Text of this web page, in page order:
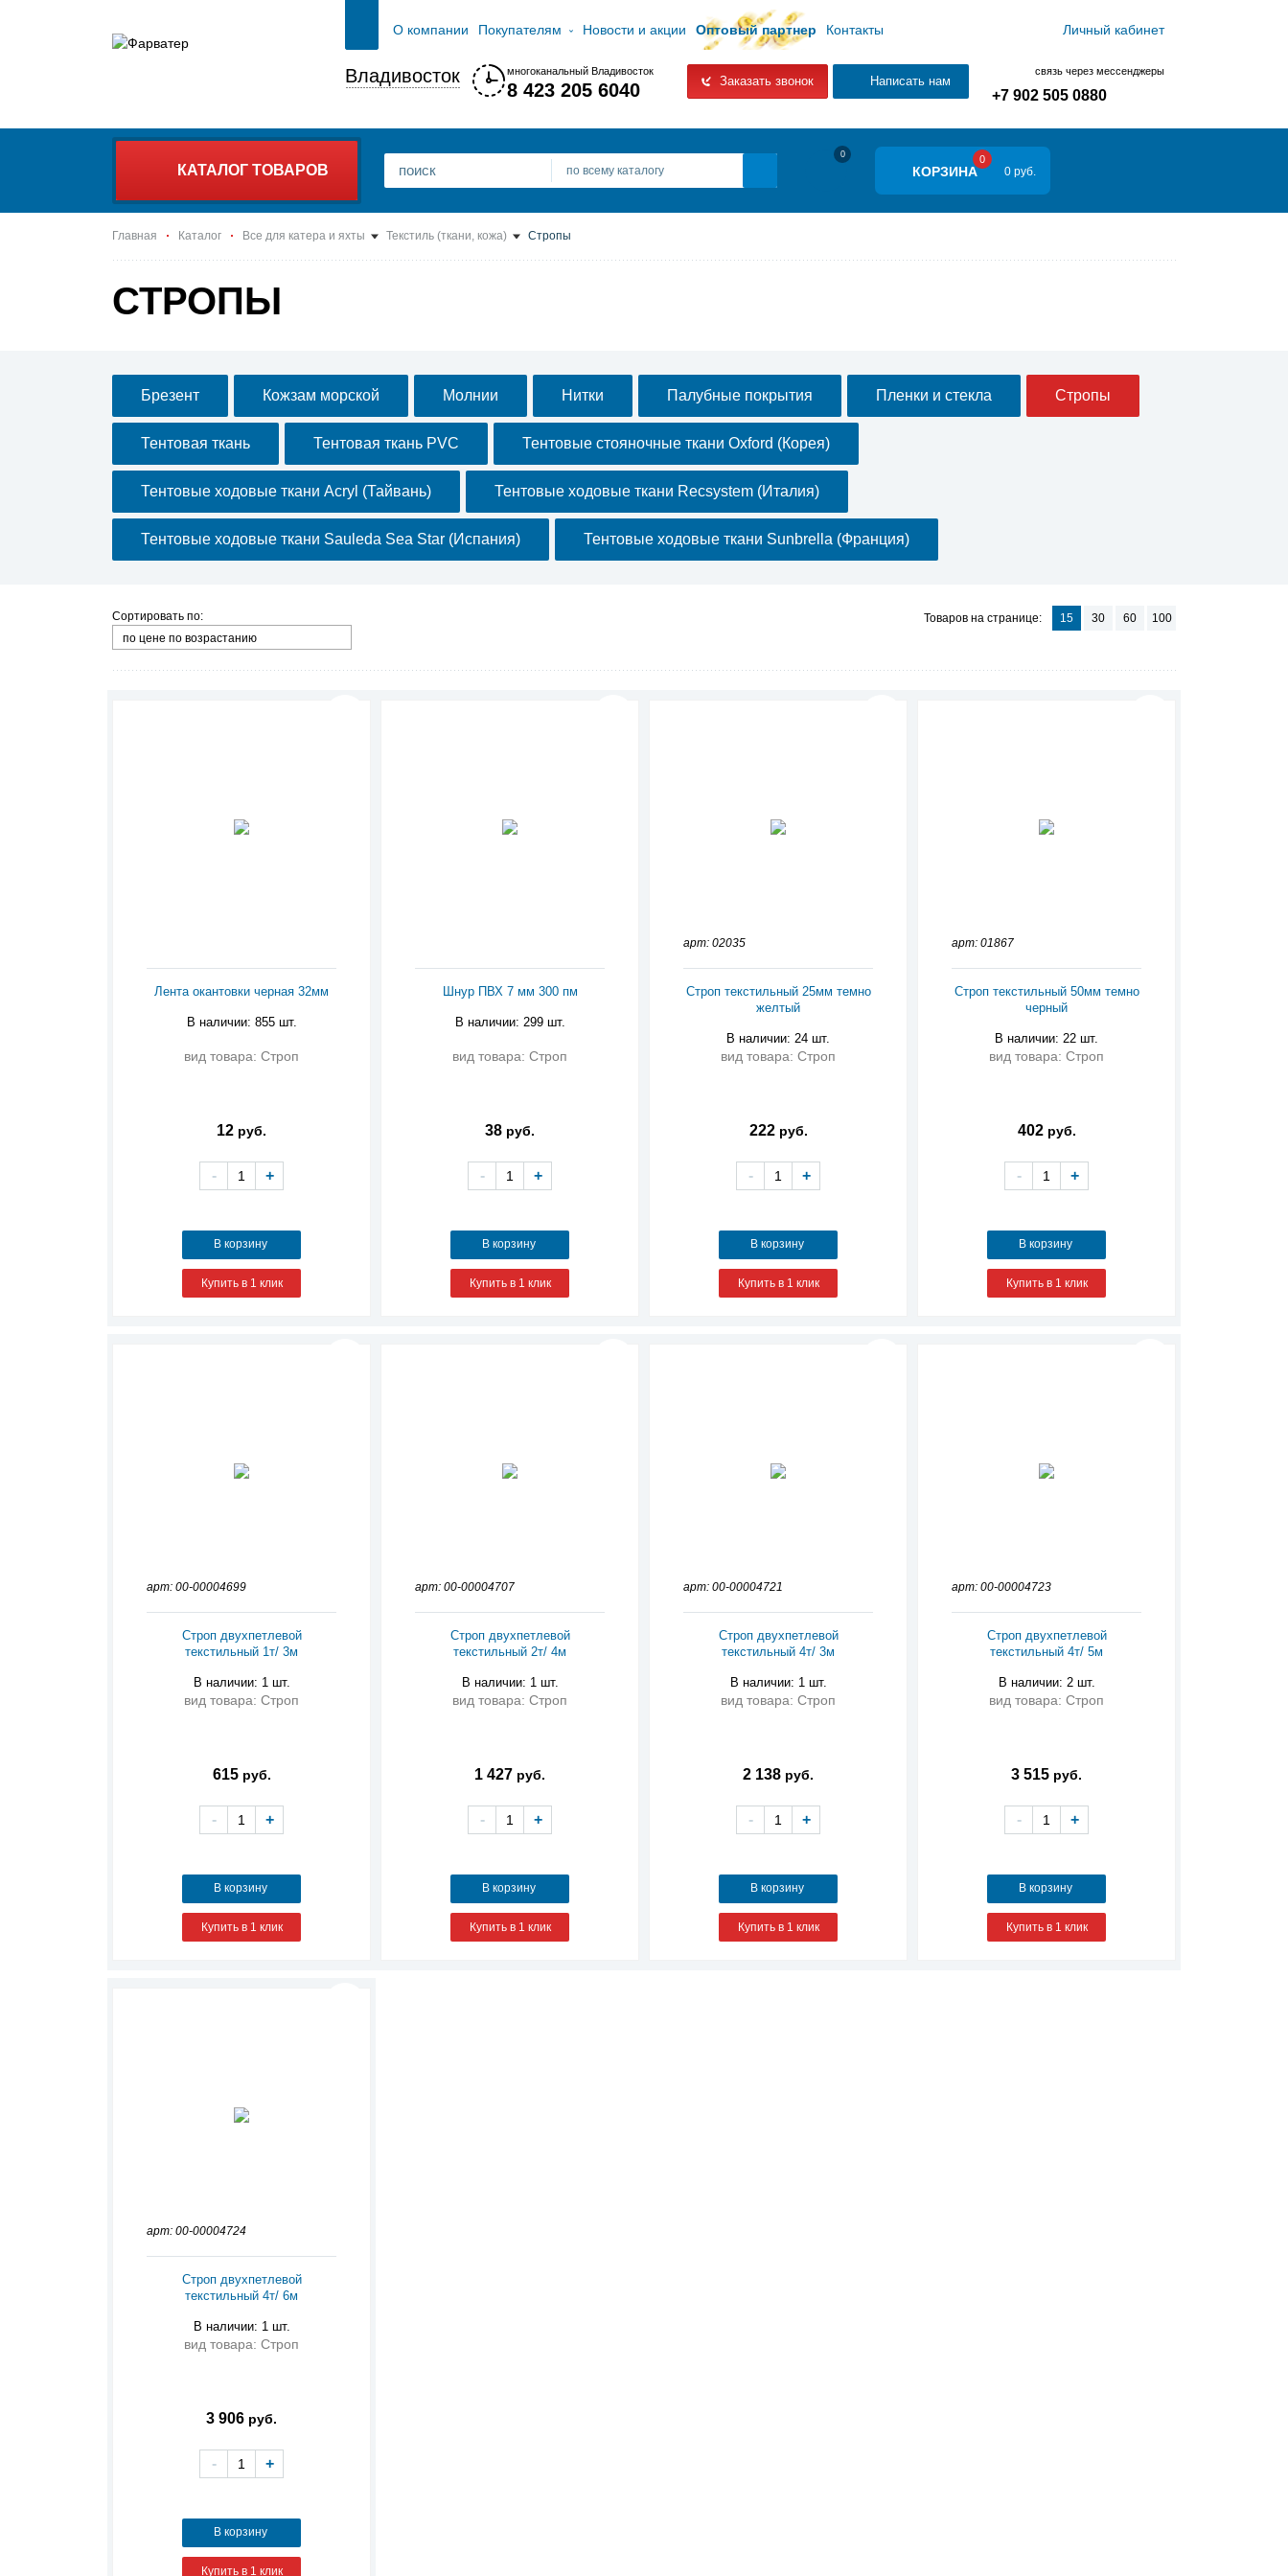
О компании Покупателям Новости и акции Оптовый партнер Контакты Личный кабинет
Владивосток многоканальный Владивосток
8 423 205 6040 Заказать звонок Написать нам
связь через мессенджеры
+7 902 505 0880
КАТАЛОГ ТОВАРОВ по всему каталогу
0
КОРЗИНА
0
0 руб.
Главная Каталог Все для катера и яхты Текстиль (ткани, кожа) Стропы
СТРОПЫ
Брезент Кожзам морской Молнии Нитки Палубные покрытия Пленки и стекла Стропы
Тентовая ткань Тентовая ткань PVC Тентовые стояночные ткани Oxford (Корея)
Тентовые ходовые ткани Acryl (Тайвань) Тентовые ходовые ткани Recsystem (Италия)
Тентовые ходовые ткани Sauleda Sea Star (Испания) Тентовые ходовые ткани Sunbrella (Франция)
Сортировать по:
по цене по возрастанию
Товаров на странице: 15 30 60 100
Лента окантовки черная 32мм
В наличии: 855 шт.
вид товара: Строп
12 руб.
- +
В корзину
Купить в 1 клик
Шнур ПВХ 7 мм 300 пм
В наличии: 299 шт.
вид товара: Строп
38 руб.
- +
В корзину
Купить в 1 клик
арт: 02035
Строп текстильный 25мм темно
желтый
В наличии: 24 шт.
вид товара: Строп
222руб.
- +
В корзину
Купить в 1 клик
арт: 01867
Строп текстильный 50мм темно
черный
В наличии: 22 шт.
вид товара: Строп
402руб.
- +
В корзину
Купить в 1 клик
арт: 00-00004699
Строп двухпетлевой
текстильный 1т/ 3м
В наличии: 1 шт.
вид товара: Строп
615руб.
- +
В корзину
Купить в 1 клик
арт: 00-00004707
Строп двухпетлевой
текстильный 2т/ 4м
В наличии: 1 шт.
вид товара: Строп
1 427 руб.
- +
В корзину
Купить в 1 клик
арт: 00-00004721
Строп двухпетлевой
текстильный 4т/ 3м
В наличии: 1 шт.
вид товара: Строп
2 138 руб.
- +
В корзину
Купить в 1 клик
арт: 00-00004723
Строп двухпетлевой
текстильный 4т/ 5м
В наличии: 2 шт.
вид товара: Строп
3 515 руб.
- +
В корзину
Купить в 1 клик
арт: 00-00004724
Строп двухпетлевой
текстильный 4т/ 6м
В наличии: 1 шт.
вид товара: Строп
3 906 руб.
- +
В корзину
Купить в 1 клик